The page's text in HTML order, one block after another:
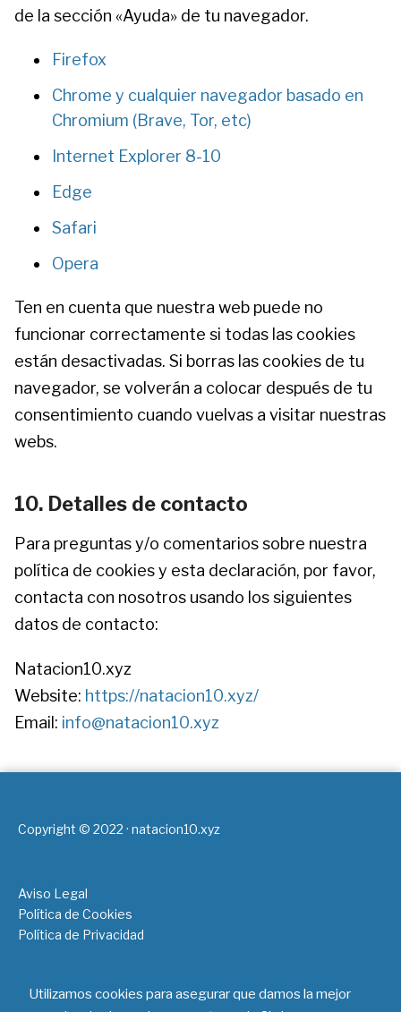
de la sección «Ayuda» de tu navegador.
Firefox
Chrome y cualquier navegador basado en
Chromium (Brave, Tor, etc)
Internet Explorer 8-10
Edge
Safari
Opera
Ten en cuenta que nuestra web puede no
funcionar correctamente si todas las cookies
están desactivadas. Si borras las cookies de tu
navegador, se volverán a colocar después de tu
consentimiento cuando vuelvas a visitar nuestras
webs.
10. Detalles de contacto
Para preguntas y/o comentarios sobre nuestra
política de cookies y esta declaración, por favor,
contacta con nosotros usando los siguientes
datos de contacto:
Natacion10.xyz
Website: https://natacion10.xyz/
Email: info@natacion10.xyz
Copyright © 2022 · natacion10.xyz
Aviso Legal
Política de Cookies
Política de Privacidad
En calidad de Afiliado de Amazon, obtenemos ingresos
Utilizamos cookies para asegurar que damos la mejor